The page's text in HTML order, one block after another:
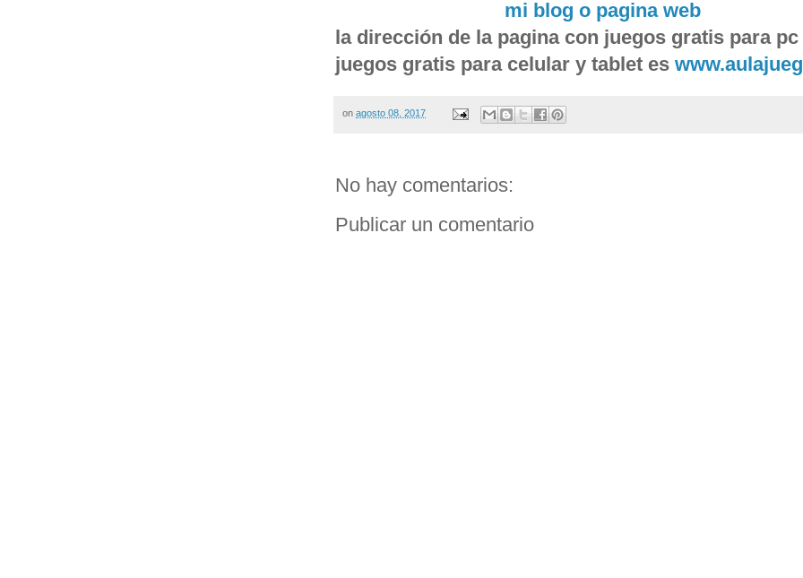
mi blog o pagina web
la dirección de la pagina con juegos gratis para pc
juegos gratis para celular y tablet es
on agosto 08, 2017
No hay comentarios:
Publicar un comentario